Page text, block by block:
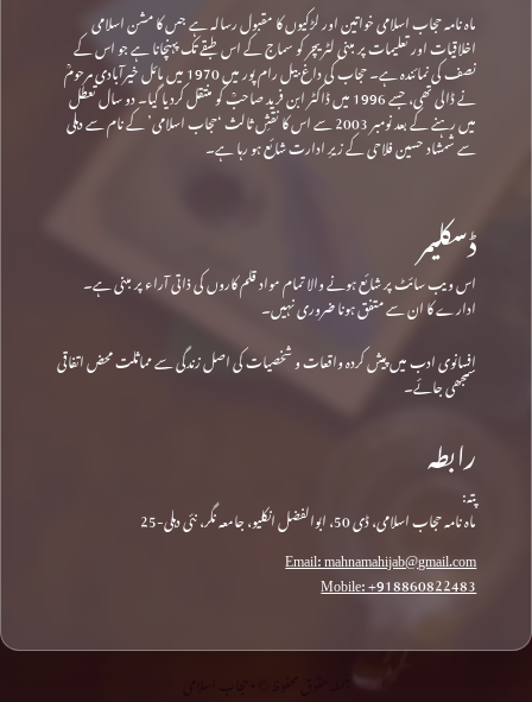
ماہ نامہ حجاب اسلامی خواتین اور لڑکیوں کا مقبول رسالہ ہے جس کا مشن اسلامی
اخلاقیات اور تعلیمات پر مبنی لٹریچر کو سماج کے اس طبقے تک پہنچانا ہے جو اس کے
نصف کی نمائندہ ہے۔ حجاب کی داغ بیل رام پور میں 1970 میں مائل خیرآبادی مرحومؒ
نے ڈالی تھی، جسے 1996 میں ڈاکٹر ابن فرید صاحبؒ کو منتقل کردیا گیا۔ دو سال تعطل
میں رہنے کے بعد نومبر 2003 سے اس کا نقشِ ثالث ‘حجاب اسلامی’ کے نام سے دہلی
سے شمشاد حسین فلاحی کے زیرِ ادارت شائع ہو رہا ہے۔
ڈسکلیمر
اس ویب سائٹ پر شائع ہونے والا تمام مواد قلم کاروں کی ذاتی آراء پر مبنی ہے۔
ادارے کا ان سے متفق ہونا ضروری نہیں۔
افسانوی ادب میں پیش کردہ واقعات و شخصیات کی اصل زندگی سے مماثلت محض اتفاقی
سمجھی جائے۔
رابطہ
پتہ:
ماہ نامہ حجاب اسلامی، ڈی 50، ابوالفضل انکلیو، جامعہ نگر، نئی دہلی-25
Email: mahnamahijab@gmail.com
Mobile: +918860822483